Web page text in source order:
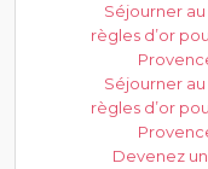
Séjourner
règles d’or
Séjourner
règles d’or
Devenez